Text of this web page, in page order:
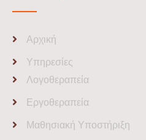
Αρχική
Υπηρεσίες
Λογοθεραπεία
Εργοθεραπεία
Μαθησιακή Υποστήριξη